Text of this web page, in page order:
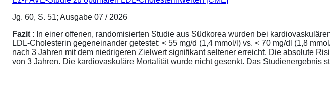
Jg. 60, S. 51; Ausgabe 07 / 2026
Fazit : In einer offenen, randomisierten Studie aus Südkorea wurden bei
LDL-Cholesterin gegeneinander getestet: < 55 mg/d (1,4 mmol/l) vs. < 70 mg/dl (1,8
nach 3 Jahren mit dem niedrigeren Zielwert signifikant seltener erreicht. Die absolute
von 3 Jahren. Die kardiovaskuläre Mortalität wurde nicht gesenkt. Das